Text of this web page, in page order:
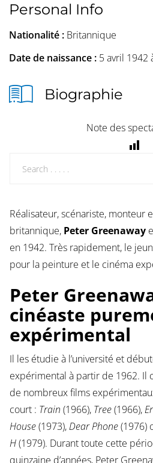
Personal Info
Nationalité : Britannique
Date de naissance : 5 avril 1942
Biographie
Note des
Réalisateur, scénariste, monteur
britannique, Peter Greenaway
en 1942. Très rapidement, le
pour la peinture et le cinéma
Peter
cinéaste
expérimental
Il les étudie à l’université et
expérimental à partir de 1962. Il
de nombreux films
court : Train (1966), Tree(1966),
House(1973),Dear Phone(1976)
H(1979). Durant toute cette
quinzaine d’années, Peter